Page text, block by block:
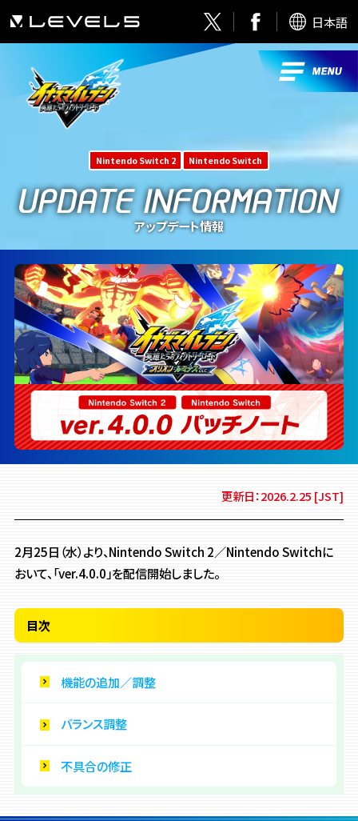
日本語
Nintendo Switch 2 Nintendo Switch
アップデート情報
更新日：2026.2.25 [JST]
2月25日（水）より、Nintendo Switch 2／Nintendo Switchに
おいて、「ver.4.0.0」を配信開始しました。
目次
機能の追加／調整
バランス調整
不具合の修正